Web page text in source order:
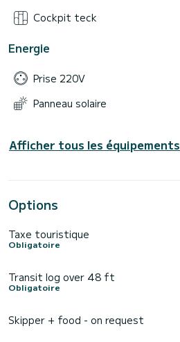
Cockpit teck
Energie
Prise 220V
Panneau solaire
Afficher tous les équipements
Options
Taxe touristique
Obligatoire
Transit log over 48 ft
Obligatoire
Skipper + food - on request